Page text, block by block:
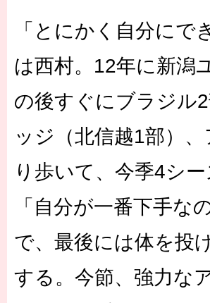
「とにかく自分に
は西村。12年に新潟
の後すぐにブラジル
ッジ（北信越1部）
り歩いて、今季4シ
「自分が一番下手な
で、最後には体を投
する。今節、強力な